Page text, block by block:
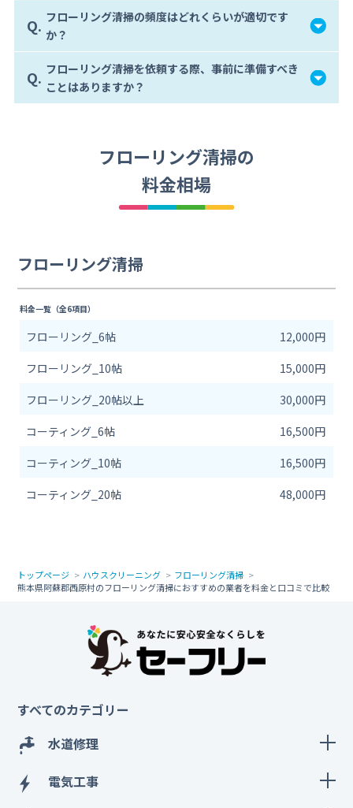
Q. フローリング清掃の頻度はどれくらいが適切です
か？
Q. フローリング清掃を依頼する際、事前に準備すべき
ことはありますか？
フローリング清掃の
料金相場
フローリング清掃
料金一覧（全6項目）
フローリング_6帖
12,000円
フローリング_10帖
15,000円
フローリング_20帖以上
30,000円
コーティング_6帖
16,500円
コーティング_10帖
16,500円
コーティング_20帖
48,000円
トップページ ハウスクリーニング
フローリング清掃
熊本県阿蘇郡西原村のフローリング清掃におすすめの業者を料金と口コミで比較
すべてのカテゴリー
水道修理
電気工事